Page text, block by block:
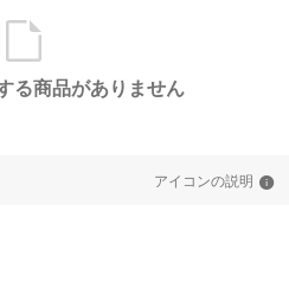
る商品がありません
アイコンの説明